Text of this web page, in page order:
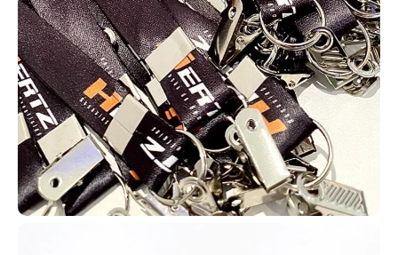
Identificação em PVC para igrejas
Está buscando um local para
fabricar as carteirinhas da sua
igreja em Ceará-Mirim – RN? Você
chegou ao lugar certo! A
AlternativaCard produz carteirinhas
para membros com a inclusão de
diversos dados como nome, foto,
endereço, filiação e outros